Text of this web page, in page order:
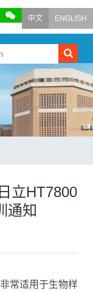
中文 ENGLISH
立HT7800
通知
常适用于生物样